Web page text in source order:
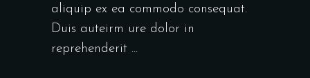
aliquip ex ea commodo consequat.
Duis auteirm ure dolor in
reprehenderit